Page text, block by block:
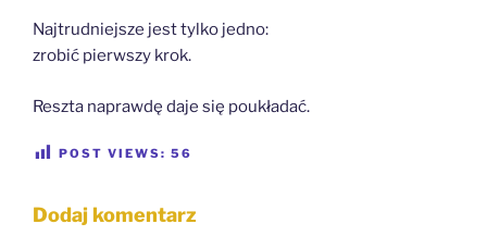
Najtrudniejsze jest tylko jedno:
zrobić pierwszy krok.
Reszta naprawdę daje się poukładać.
POST VIEWS: 56
Dodaj komentarz